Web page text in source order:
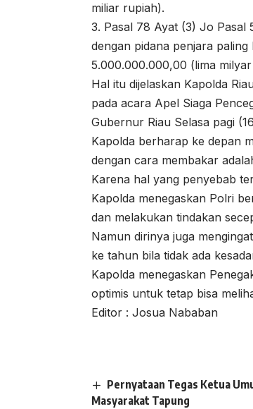
miliar rupiah).
3. Pasal 78 Ayat (3) Jo
dengan pidana penjara
5.000.000.000,00 (lima
Hal itu dijelaskan Kapolda
pada acara Apel Siaga
Gubernur Riau Selasa pagi
Kapolda berharap ke depan
dengan cara membakar
Karena hal yang penyebab
Kapolda menegaskan Polri
dan melakukan tindakan
Namun dirinya juga
ke tahun bila tidak ada
Kapolda menegaskan
optimis untuk tetap bisa
Editor : Josua Nababan
Pernyataan Tegas Ketua
Masyarakat Tapung